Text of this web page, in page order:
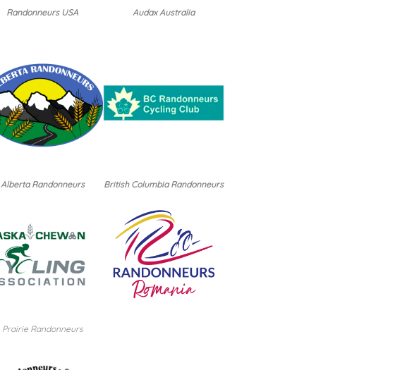
Randonneurs USA Audax Australia
Alberta Randonneurs British Columbia Randonneurs
Prairie Randonneurs